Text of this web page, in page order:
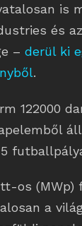
is
és
– derül ki
.
122000
os
a